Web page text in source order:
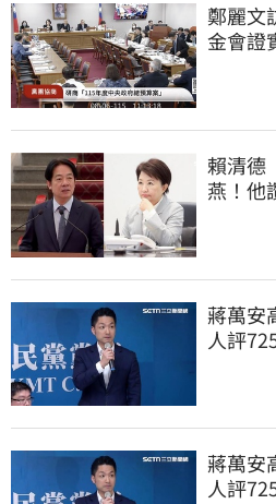
鄭麗文
金會證
賴清德
燕！他
蔣萬安
人評
蔣萬安
人評